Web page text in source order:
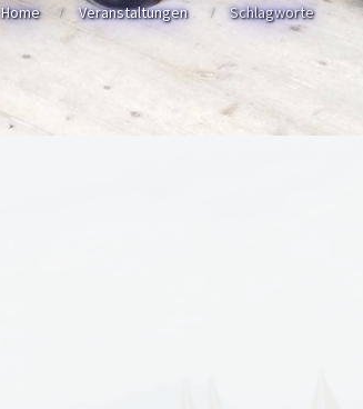
Home Veranstaltungen Schlagworte